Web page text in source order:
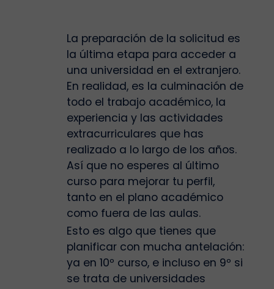
La preparación de la solicitud es
la última etapa para acceder a
una universidad en el extranjero.
En realidad, es la culminación de
todo el trabajo académico, la
experiencia y las actividades
extracurriculares que has
realizado a lo largo de los años.
Así que no esperes al último
curso para mejorar tu perfil,
tanto en el plano académico
como fuera de las aulas.
Esto es algo que tienes que
planificar con mucha antelación:
ya en 10º curso, e incluso en 9º si
se trata de universidades